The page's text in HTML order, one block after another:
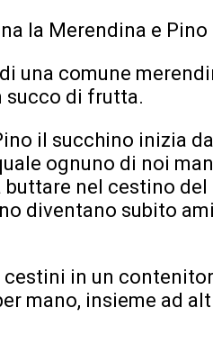
la Merendina e
una comune
succo di frutta.
il succhino inizia
ognuno di noi
buttare nel cestino del
diventano subito
in un
mano, insieme ad